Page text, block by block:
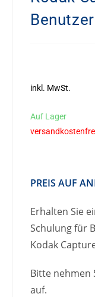
inkl. MwSt.
Auf Lager
PREIS AUF
Erhalten Sie
Schulung für
Kodak
Bitte nehmen
auf.